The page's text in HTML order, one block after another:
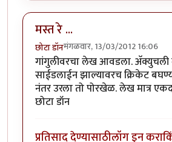
मस्त रे ...
छोटा डॉनमंगळवार, 13/03/2012 16:06
गांगुलीवरचा लेख आवडला. अ‍ॅक्युचली
साईडलाईन झाल्यावरच क्रिकेट
नंतर उरला तो पोरखेळ. लेख मात्र
छोटा डॉन
प्रतिसाद देण्यासाठीलॉग इन करा